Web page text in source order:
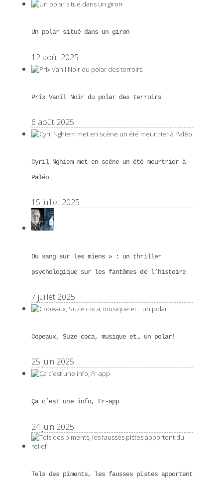
Un polar situé dans un giron
12 août 2025
Prix Vanil Noir du polar des terroirs
6 août 2025
Cyril Nghiem met en scène un été meurtrier à
Paléo
15 juillet 2025
Du sang sur les miens » : un thriller
psychologique sur les fantômes de l’histoire
7 juillet 2025
Copeaux, Suze coca, musique et… un polar!
25 juin 2025
Ça c’est une info, Fr-app
24 juin 2025
Tels des piments, les fausses pistes apportent